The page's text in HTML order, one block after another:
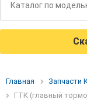
Каталог по
Главная Запчасти
ГТК (главный